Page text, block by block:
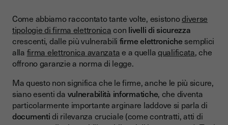
Come abbiamo raccontato tante volte, esistonodiverse
tipologie di firma elettronicacon livelli di sicurezza
crescenti, dalle più vulnerabili firme elettronichesemplici
alla firma elettronica avanzatae a quellaqualificata, che
offrono garanzie a norma di legge.
Ma questo non significa che le firme, anche le più sicure,
siano esenti da vulnerabilità informatiche, che diventa
particolarmente importante arginare laddove si parla di
documentidi rilevanza cruciale (come contratti, atti di